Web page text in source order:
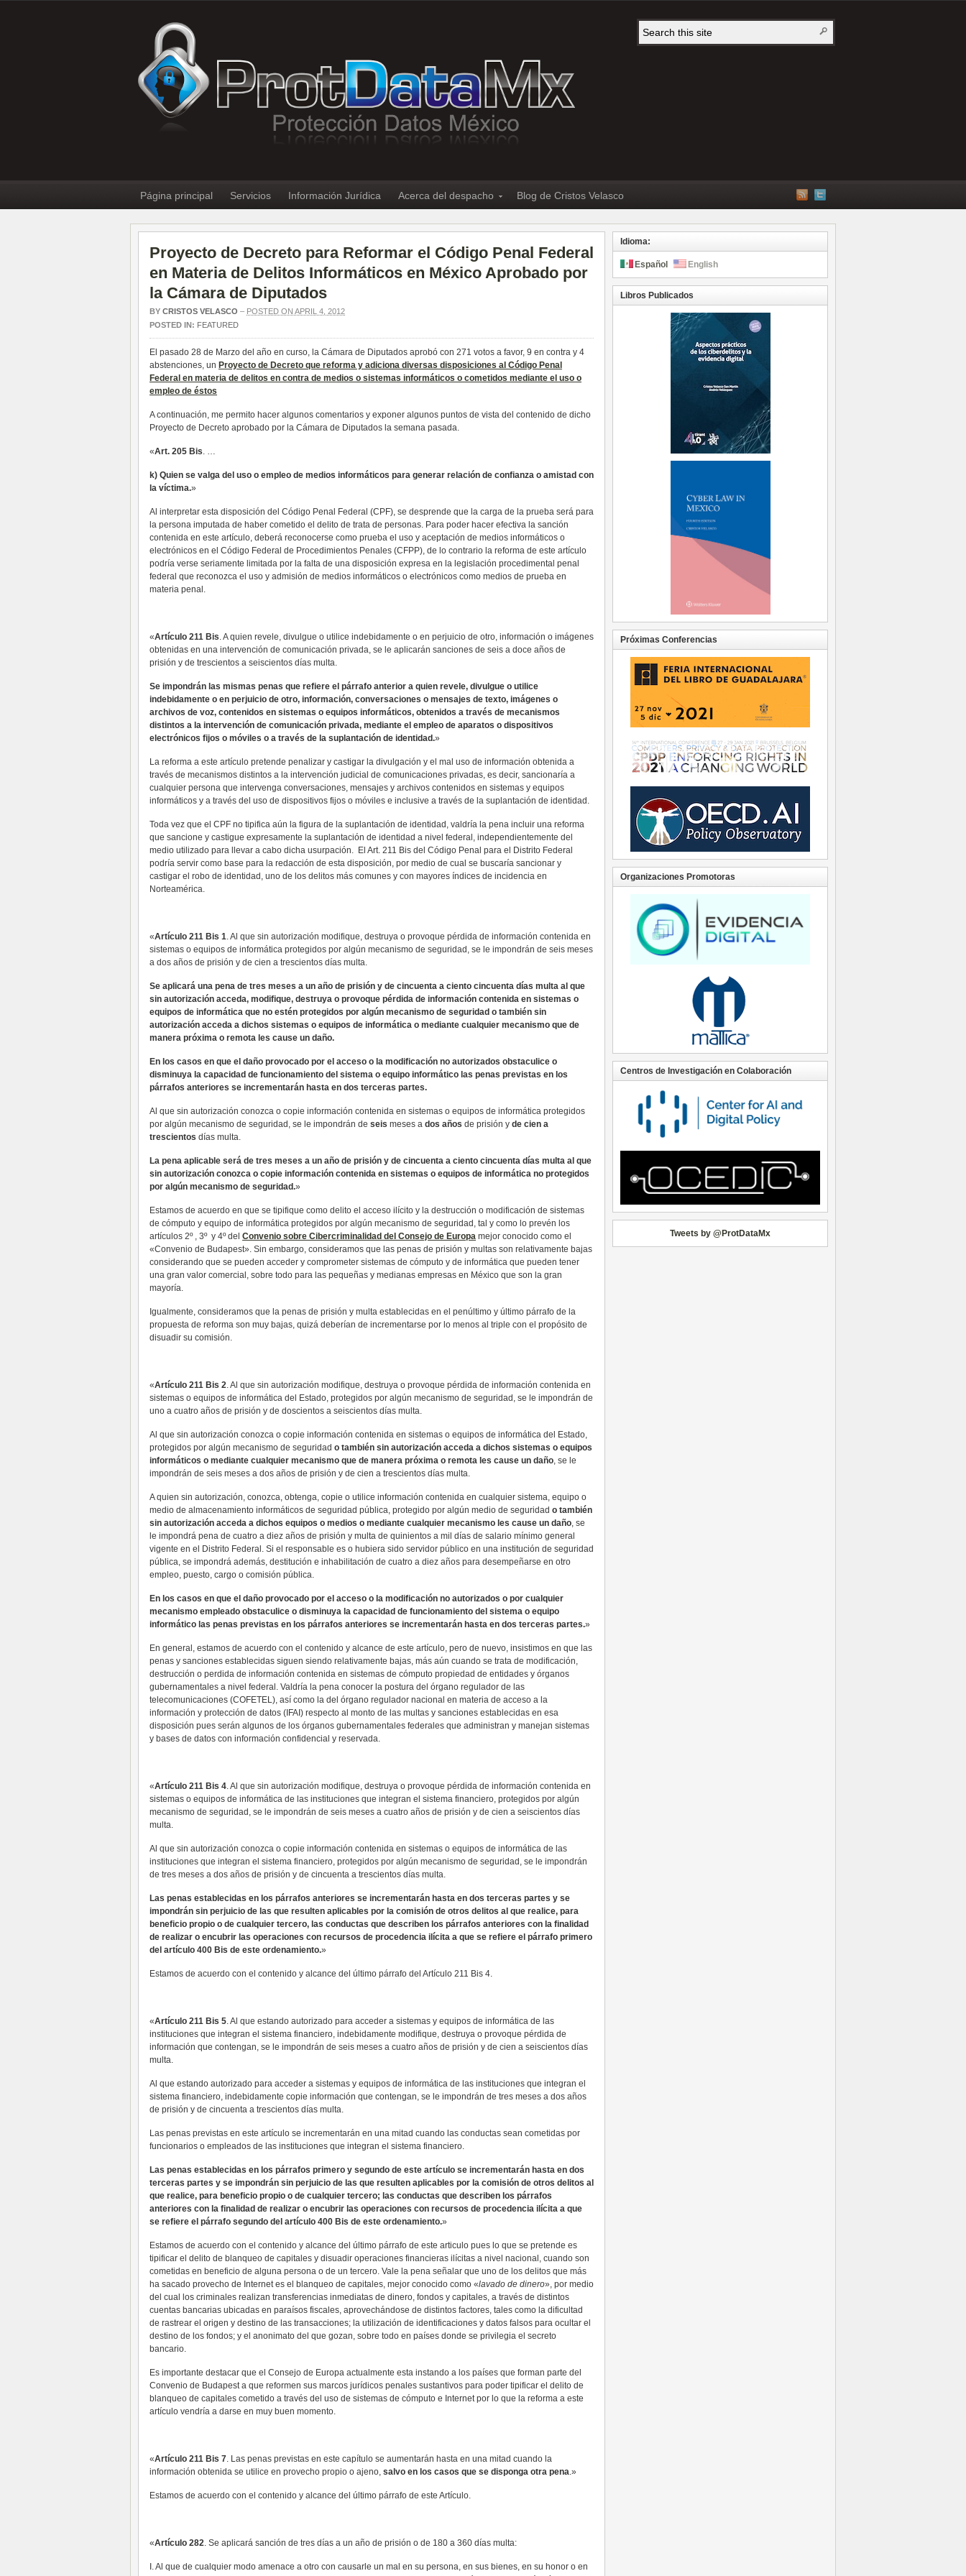
Página principal Servicios Información Jurídica Acerca del despacho Blog de Cristos Velasco
Proyecto de Decreto para Reformar el Código Penal Federal
en Materia de Delitos Informáticos en México Aprobado por
la Cámara de Diputados
BY CRISTOS VELASCO – POSTED ON APRIL 4, 2012
POSTED IN: FEATURED
El pasado 28 de Marzo del año en curso, la Cámara de Diputados aprobó con 271 votos a favor, 9 en contra y 4
abstenciones, un Proyecto de Decreto que reforma y adiciona diversas disposiciones al Código Penal
Federal en materia de delitos en contra de medios o sistemas informáticos o cometidos mediante el uso o
empleo de éstos
A continuación, me permito hacer algunos comentarios y exponer algunos puntos de vista del contenido de dicho
Proyecto de Decreto aprobado por la Cámara de Diputados la semana pasada.
«Art. 205 Bis. …
k) Quien se valga del uso o empleo de medios informáticos para generar relación de confianza o amistad con
la víctima.»
Al interpretar esta disposición del Código Penal Federal (CPF), se desprende que la carga de la prueba será para
la persona imputada de haber cometido el delito de trata de personas. Para poder hacer efectiva la sanción
contenida en este artículo, deberá reconocerse como prueba el uso y aceptación de medios informáticos o
electrónicos en el Código Federal de Procedimientos Penales (CFPP), de lo contrario la reforma de este artículo
podría verse seriamente limitada por la falta de una disposición expresa en la legislación procedimental penal
federal que reconozca el uso y admisión de medios informáticos o electrónicos como medios de prueba en
materia penal.
«Artículo 211 Bis. A quien revele, divulgue o utilice indebidamente o en perjuicio de otro, información o imágenes
obtenidas en una intervención de comunicación privada, se le aplicarán sanciones de seis a doce años de
prisión y de trescientos a seiscientos días multa.
Se impondrán las mismas penas que refiere el párrafo anterior a quien revele, divulgue o utilice
indebidamente o en perjuicio de otro, información, conversaciones o mensajes de texto, imágenes o
archivos de voz, contenidos en sistemas o equipos informáticos, obtenidos a través de mecanismos
distintos a la intervención de comunicación privada, mediante el empleo de aparatos o dispositivos
electrónicos fijos o móviles o a través de la suplantación de identidad.»
La reforma a este artículo pretende penalizar y castigar la divulgación y el mal uso de información obtenida a
través de mecanismos distintos a la intervención judicial de comunicaciones privadas, es decir, sancionaría a
cualquier persona que intervenga conversaciones, mensajes y archivos contenidos en sistemas y equipos
informáticos y a través del uso de dispositivos fijos o móviles e inclusive a través de la suplantación de identidad.
Toda vez que el CPF no tipifica aún la figura de la suplantación de identidad, valdría la pena incluir una reforma
que sancione y castigue expresamente la suplantación de identidad a nivel federal, independientemente del
medio utilizado para llevar a cabo dicha usurpación. El Art. 211 Bis del Código Penal para el Distrito Federal
podría servir como base para la redacción de esta disposición, por medio de cual se buscaría sancionar y
castigar el robo de identidad, uno de los delitos más comunes y con mayores índices de incidencia en
Norteamérica.
«Artículo 211 Bis 1. Al que sin autorización modifique, destruya o provoque pérdida de información contenida en
sistemas o equipos de informática protegidos por algún mecanismo de seguridad, se le impondrán de seis meses
a dos años de prisión y de cien a trescientos días multa.
Se aplicará una pena de tres meses a un año de prisión y de cincuenta a ciento cincuenta días multa al que
sin autorización acceda, modifique, destruya o provoque pérdida de información contenida en sistemas o
equipos de informática que no estén protegidos por algún mecanismo de seguridad o también sin
autorización acceda a dichos sistemas o equipos de informática o mediante cualquier mecanismo que de
manera próxima o remota les cause un daño.
En los casos en que el daño provocado por el acceso o la modificación no autorizados obstaculice o
disminuya la capacidad de funcionamiento del sistema o equipo informático las penas previstas en los
párrafos anteriores se incrementarán hasta en dos terceras partes.
Al que sin autorización conozca o copie información contenida en sistemas o equipos de informática protegidos
por algún mecanismo de seguridad, se le impondrán de seis meses a dos años de prisión y de cien a
trescientos días multa.
La pena aplicable será de tres meses a un año de prisión y de cincuenta a ciento cincuenta días multa al que
sin autorización conozca o copie información contenida en sistemas o equipos de informática no protegidos
por algún mecanismo de seguridad.»
Estamos de acuerdo en que se tipifique como delito el acceso ilícito y la destrucción o modificación de sistemas
de cómputo y equipo de informática protegidos por algún mecanismo de seguridad, tal y como lo prevén los
artículos 2º , 3º y 4º del Convenio sobre Cibercriminalidad del Consejo de Europa mejor conocido como el
«Convenio de Budapest». Sin embargo, consideramos que las penas de prisión y multas son relativamente bajas
considerando que se pueden acceder y comprometer sistemas de cómputo y de informática que pueden tener
una gran valor comercial, sobre todo para las pequeñas y medianas empresas en México que son la gran
mayoría.
Igualmente, consideramos que la penas de prisión y multa establecidas en el penúltimo y último párrafo de la
propuesta de reforma son muy bajas, quizá deberían de incrementarse por lo menos al triple con el propósito de
disuadir su comisión.
«Artículo 211 Bis 2. Al que sin autorización modifique, destruya o provoque pérdida de información contenida en
sistemas o equipos de informática del Estado, protegidos por algún mecanismo de seguridad, se le impondrán de
uno a cuatro años de prisión y de doscientos a seiscientos días multa.
Al que sin autorización conozca o copie información contenida en sistemas o equipos de informática del Estado,
protegidos por algún mecanismo de seguridad o también sin autorización acceda a dichos sistemas o equipos
informáticos o mediante cualquier mecanismo que de manera próxima o remota les cause un daño, se le
impondrán de seis meses a dos años de prisión y de cien a trescientos días multa.
A quien sin autorización, conozca, obtenga, copie o utilice información contenida en cualquier sistema, equipo o
medio de almacenamiento informáticos de seguridad pública, protegido por algún medio de seguridad o también
sin autorización acceda a dichos equipos o medios o mediante cualquier mecanismo les cause un daño, se
le impondrá pena de cuatro a diez años de prisión y multa de quinientos a mil días de salario mínimo general
vigente en el Distrito Federal. Si el responsable es o hubiera sido servidor público en una institución de seguridad
pública, se impondrá además, destitución e inhabilitación de cuatro a diez años para desempeñarse en otro
empleo, puesto, cargo o comisión pública.
En los casos en que el daño provocado por el acceso o la modificación no autorizados o por cualquier
mecanismo empleado obstaculice o disminuya la capacidad de funcionamiento del sistema o equipo
informático las penas previstas en los párrafos anteriores se incrementarán hasta en dos terceras partes.»
En general, estamos de acuerdo con el contenido y alcance de este artículo, pero de nuevo, insistimos en que las
penas y sanciones establecidas siguen siendo relativamente bajas, más aún cuando se trata de modificación,
destrucción o perdida de información contenida en sistemas de cómputo propiedad de entidades y órganos
gubernamentales a nivel federal. Valdría la pena conocer la postura del órgano regulador de las
telecomunicaciones (COFETEL), así como la del órgano regulador nacional en materia de acceso a la
información y protección de datos (IFAI) respecto al monto de las multas y sanciones establecidas en esa
disposición pues serán algunos de los órganos gubernamentales federales que administran y manejan sistemas
y bases de datos con información confidencial y reservada.
«Artículo 211 Bis 4. Al que sin autorización modifique, destruya o provoque pérdida de información contenida en
sistemas o equipos de informática de las instituciones que integran el sistema financiero, protegidos por algún
mecanismo de seguridad, se le impondrán de seis meses a cuatro años de prisión y de cien a seiscientos días
multa.
Al que sin autorización conozca o copie información contenida en sistemas o equipos de informática de las
instituciones que integran el sistema financiero, protegidos por algún mecanismo de seguridad, se le impondrán
de tres meses a dos años de prisión y de cincuenta a trescientos días multa.
Las penas establecidas en los párrafos anteriores se incrementarán hasta en dos terceras partes y se
impondrán sin perjuicio de las que resulten aplicables por la comisión de otros delitos al que realice, para
beneficio propio o de cualquier tercero, las conductas que describen los párrafos anteriores con la finalidad
de realizar o encubrir las operaciones con recursos de procedencia ilícita a que se refiere el párrafo primero
del artículo 400 Bis de este ordenamiento.»
Estamos de acuerdo con el contenido y alcance del último párrafo del Artículo 211 Bis 4.
«Artículo 211 Bis 5. Al que estando autorizado para acceder a sistemas y equipos de informática de las
instituciones que integran el sistema financiero, indebidamente modifique, destruya o provoque pérdida de
información que contengan, se le impondrán de seis meses a cuatro años de prisión y de cien a seiscientos días
multa.
Al que estando autorizado para acceder a sistemas y equipos de informática de las instituciones que integran el
sistema financiero, indebidamente copie información que contengan, se le impondrán de tres meses a dos años
de prisión y de cincuenta a trescientos días multa.
Las penas previstas en este artículo se incrementarán en una mitad cuando las conductas sean cometidas por
funcionarios o empleados de las instituciones que integran el sistema financiero.
Las penas establecidas en los párrafos primero y segundo de este artículo se incrementarán hasta en dos
terceras partes y se impondrán sin perjuicio de las que resulten aplicables por la comisión de otros delitos al
que realice, para beneficio propio o de cualquier tercero; las conductas que describen los párrafos
anteriores con la finalidad de realizar o encubrir las operaciones con recursos de procedencia ilícita a que
se refiere el párrafo segundo del artículo 400 Bis de este ordenamiento.»
Estamos de acuerdo con el contenido y alcance del último párrafo de este articulo pues lo que se pretende es
tipificar el delito de blanqueo de capitales y disuadir operaciones financieras ilícitas a nivel nacional, cuando son
cometidas en beneficio de alguna persona o de un tercero. Vale la pena señalar que uno de los delitos que más
ha sacado provecho de Internet es el blanqueo de capitales, mejor conocido como «lavado de dinero», por medio
del cual los criminales realizan transferencias inmediatas de dinero, fondos y capitales, a través de distintos
cuentas bancarias ubicadas en paraísos fiscales, aprovechándose de distintos factores, tales como la dificultad
de rastrear el origen y destino de las transacciones; la utilización de identificaciones y datos falsos para ocultar el
destino de los fondos; y el anonimato del que gozan, sobre todo en países donde se privilegia el secreto
bancario.
Es importante destacar que el Consejo de Europa actualmente esta instando a los países que forman parte del
Convenio de Budapest a que reformen sus marcos jurídicos penales sustantivos para poder tipificar el delito de
blanqueo de capitales cometido a través del uso de sistemas de cómputo e Internet por lo que la reforma a este
artículo vendría a darse en muy buen momento.
«Artículo 211 Bis 7. Las penas previstas en este capítulo se aumentarán hasta en una mitad cuando la
información obtenida se utilice en provecho propio o ajeno, salvo en los casos que se disponga otra pena.»
Estamos de acuerdo con el contenido y alcance del último párrafo de este Artículo.
«Artículo 282. Se aplicará sanción de tres días a un año de prisión o de 180 a 360 días multa:
I. Al que de cualquier modo amenace a otro con causarle un mal en su persona, en sus bienes, en su honor o en
Idioma:
Español English
Libros Publicados
Próximas Conferencias
Organizaciones Promotoras
Centros de Investigación en Colaboración
Tweets by @ProtDataMx